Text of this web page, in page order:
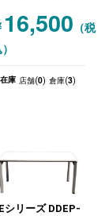
ミーティングテ
ブル1575四本脚
イト
16,500 （税
在庫 店舗(0) 倉庫(3)
シリーズ DDEP-